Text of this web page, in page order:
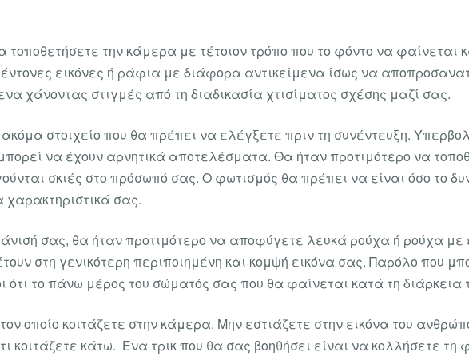
τοποθετήσετε την κάμερα με τέτοιον τρόπο που το φόντο να
εικόνες ή ράφια με διάφορα αντικείμενα ίσως να
χάνοντας στιγμές από τη διαδικασία χτισίματος σχέσης μαζί σας.
στοιχείο που θα πρέπει να ελέγξετε πριν τη συνέντευξη.
να έχουν αρνητικά αποτελέσματα. Θα ήταν προτιμότερο να
σκιές στο πρόσωπό σας. Ο φωτισμός θα πρέπει να είναι όσο το
χαρακτηριστικά σας.
σας, θα ήταν προτιμότερο να αποφύγετε λευκά ρούχα ή ρούχα με
στη γενικότερη περιποιημένη και κομψή εικόνα σας. Παρόλο που
ότι το πάνω μέρος του σώματός σας που θα φαίνεται κατά τη διάρκεια
οποίο κοιτάζετε στην κάμερα. Μην εστιάζετε στην εικόνα του
κοιτάζετε κάτω. Ένα τρικ που θα σας βοηθήσει είναι να κολλήσετε